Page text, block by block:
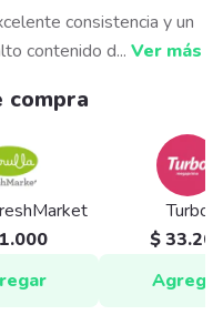
consistencia y un
contenido d... Ver más
compra
Turbo
$
Agregar